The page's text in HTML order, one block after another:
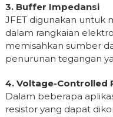
3. Buffer Impedansi
JFET digunakan untuk
dalam rangkaian
memisahkan sumber
penurunan tegangan
4. Voltage-Controlled
Dalam beberapa
resistor yang dapat